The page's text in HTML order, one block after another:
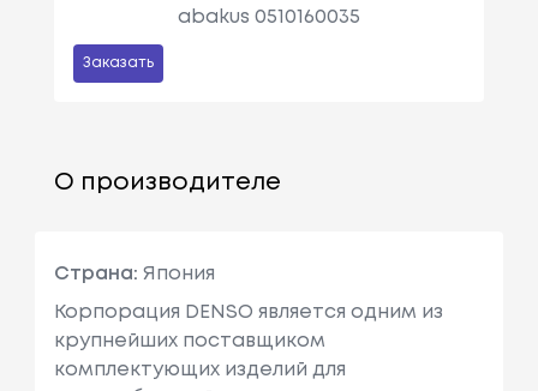
abakus 0510160035
Заказать
О производителе
Страна: Япония
Корпорация DENSO является одним из
крупнейших поставщиком
комплектующих изделий для